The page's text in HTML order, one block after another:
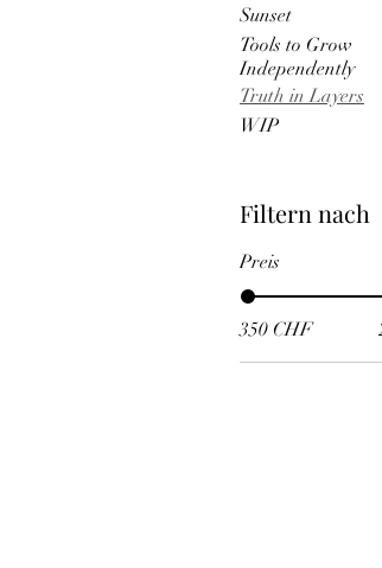
Sunset
Tools to Grow
Independently
Truth in Layers
WIP
Filtern nach
Preis
350 CHF